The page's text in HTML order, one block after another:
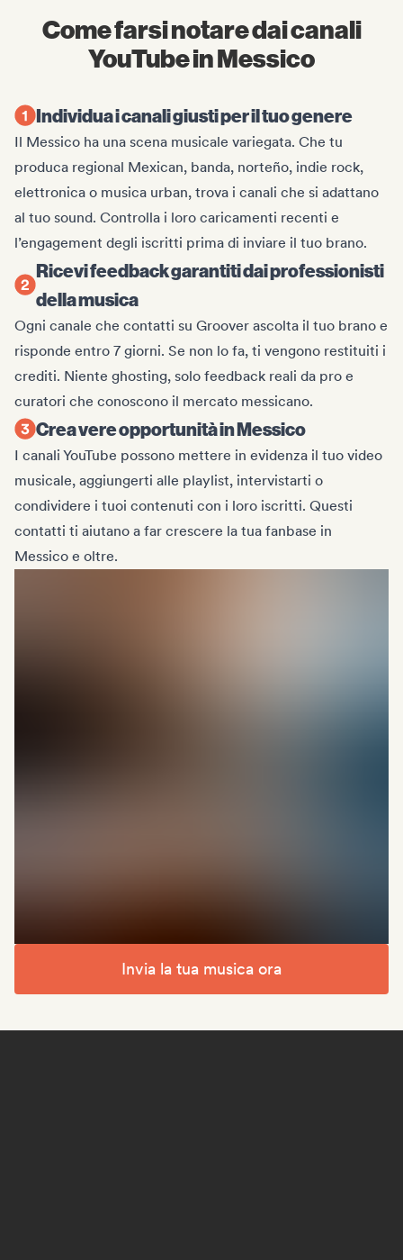
Come farsi notare dai canali
YouTube in Messico
Individua i canali giusti per il tuo genere
Il Messico ha una scena musicale variegata. Che tu
produca regional Mexican, banda, norteño, indie rock,
elettronica o musica urban, trova i canali che si adattano
al tuo sound. Controlla i loro caricamenti recenti e
l’engagement degli iscritti prima di inviare il tuo brano.
Ricevi feedback garantiti dai professionisti
della musica
Ogni canale che contatti su Groover ascolta il tuo brano e
risponde entro 7 giorni. Se non lo fa, ti vengono restituiti i
crediti. Niente ghosting, solo feedback reali da pro e
curatori che conoscono il mercato messicano.
Crea vere opportunità in Messico
I canali YouTube possono mettere in evidenza il tuo video
musicale, aggiungerti alle playlist, intervistarti o
condividere i tuoi contenuti con i loro iscritti. Questi
contatti ti aiutano a far crescere la tua fanbase in
Messico e oltre.
Invia la tua musica ora